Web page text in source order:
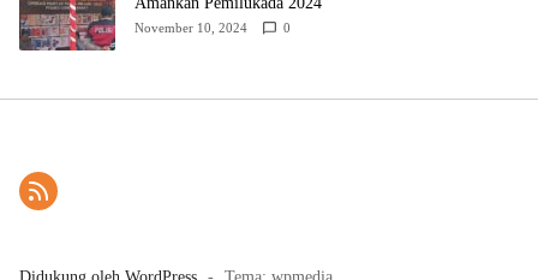
November 10, 2024 0